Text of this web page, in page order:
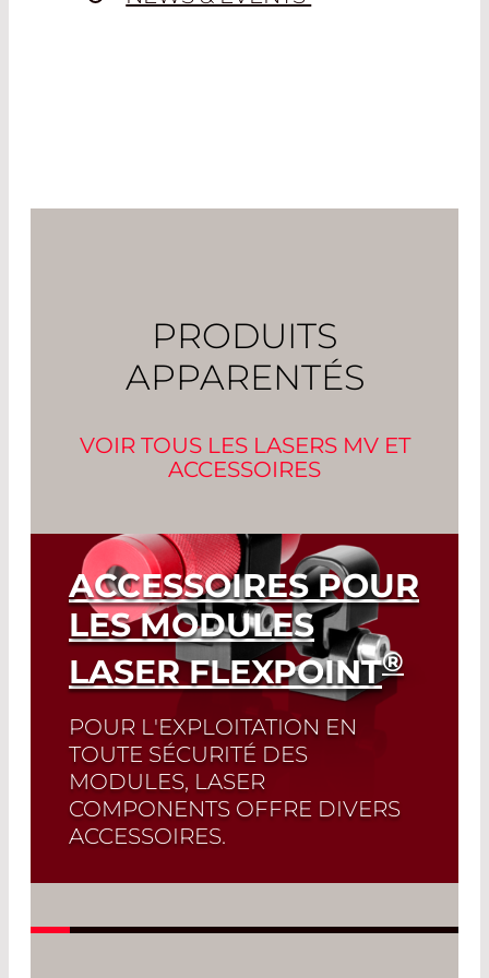
PRODUITS
APPARENTÉS
VOIR TOUS LES LASERS MV ET
ACCESSOIRES
ACCESSOIRES POUR
LES MODULES
LASER FLEXPOINT®
POUR L'EXPLOITATION EN
TOUTE SÉCURITÉ DES
MODULES, LASER
COMPONENTS OFFRE DIVERS
ACCESSOIRES.